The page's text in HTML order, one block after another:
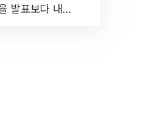
발표보다 내릴